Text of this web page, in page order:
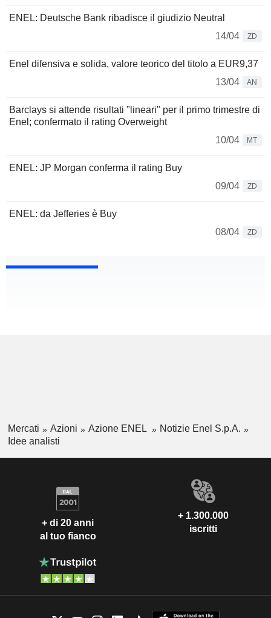
ENEL: Deutsche Bank ribadisce il giudizio Neutral
14/04
ZD
Enel difensiva e solida, valore teorico del titolo a EUR9,37
13/04
AN
Barclays si attende risultati "lineari" per il primo trimestre di
Enel; confermato il rating Overweight
10/04
MT
ENEL: JP Morgan conferma il rating Buy
09/04
ZD
ENEL: da Jefferies è Buy
08/04
ZD
Mercati Azioni Azione ENEL
Notizie Enel S.p.A.
Idee analisti
+ di 20 anni
al tuo fianco
+ 1.300.000
iscritti